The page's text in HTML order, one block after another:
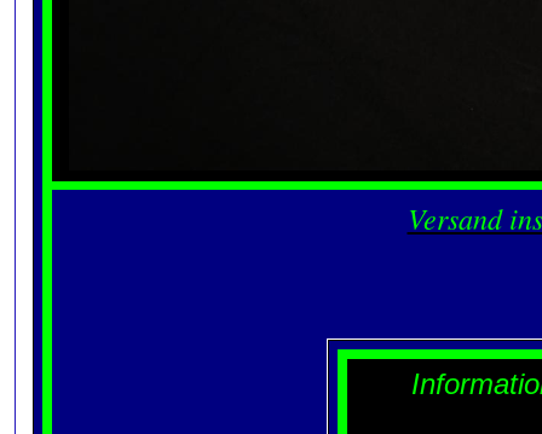
Versand